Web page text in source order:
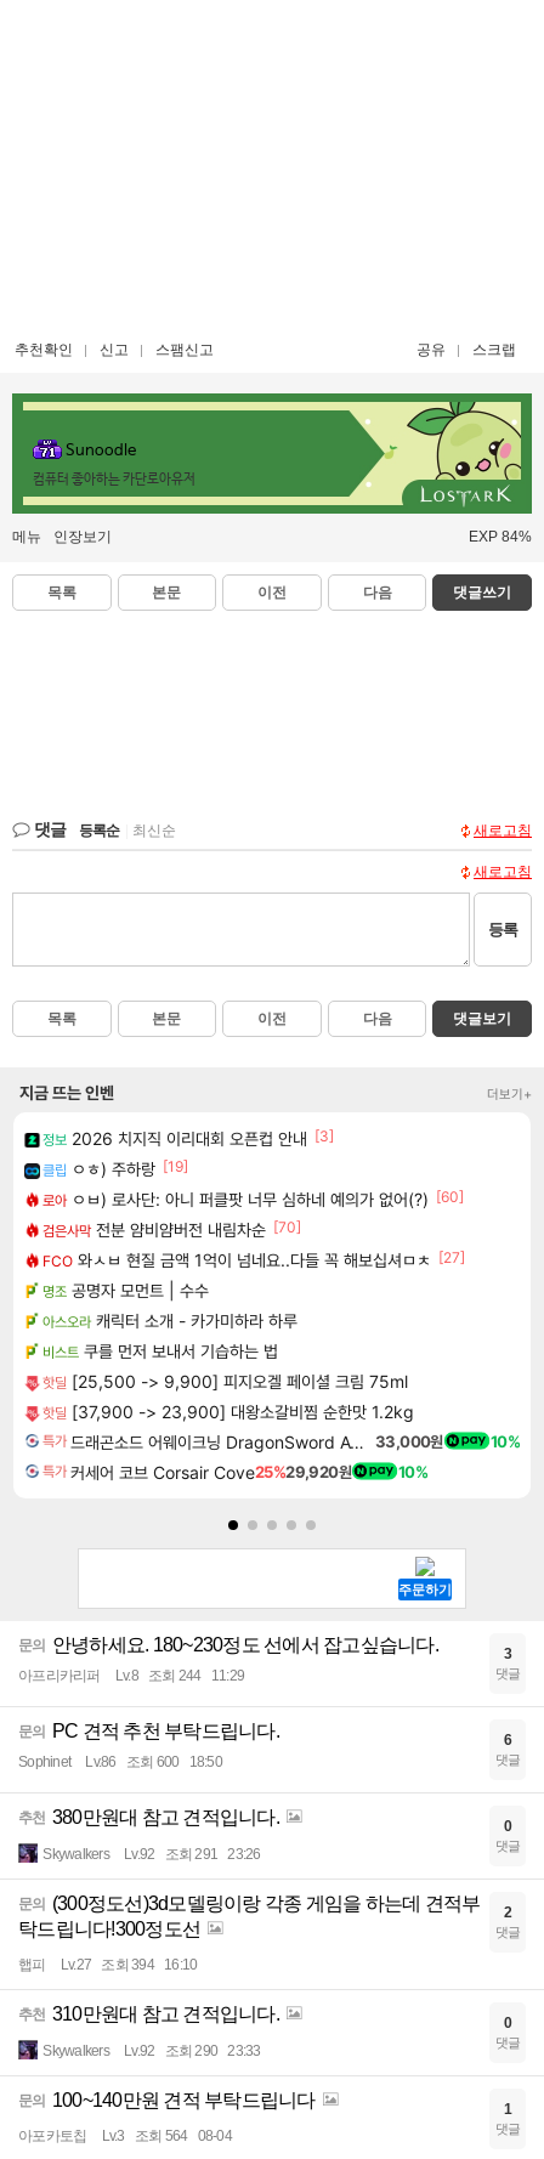
추천확인 신고 스팸신고 공유 스크랩
Sunoodle
컴퓨터 좋아하는 카단로아유저
메뉴 인장보기 EXP 84%
목록 본문 이전 다음 댓글쓰기
댓글 등록순 최신순 새로고침
새로고침
등록
목록 본문 이전 다음 댓글보기
지금 뜨는 인벤 더보기+
정보 2026 치지직 이리대회 오픈컵 안내 [3]
클립 ㅇㅎ) 주하랑 [19]
로아 ㅇㅂ) 로사단: 아니 퍼클팟 너무 심하네 예의가 없어(?) [60]
검은사막 전분 얌비얌버전 내림차순 [70]
FCO 와ㅅㅂ 현질 금액 1억이 넘네요..다들 꼭 해보십셔ㅁㅊ
[27]
명조 공명자 모먼트 | 수수
아스오라 캐릭터 소개 - 카가미하라 하루
비스트 쿠를 먼저 보내서 기습하는 법
핫딜 [25,500 -> 9,900] 피지오겔 페이셜 크림 75ml
핫딜 [37,900 -> 23,900] 대왕소갈비찜 순한맛 1.2kg
특가 드래곤소드 어웨이크닝 DragonSword Awakening 33,000원 10%
특가 커세어 코브 Corsair Cove25%29,920원 10%
문의 안녕하세요. 180~230정도 선에서 잡고싶습니다.
아프리카리퍼 Lv.8 조회 244 11:29
3
댓글
문의 PC 견적 추천 부탁드립니다.
Sophinet Lv.86 조회 600 18:50
6
댓글
추천 380만원대 참고 견적입니다.
Skywalkers Lv.92 조회 291 23:26
0
댓글
문의
(300정도선)3d모델링이랑 각종 게임을 하는데 견적부
탁드립니다!300정도선
햅피 Lv.27 조회 394 16:10
2
댓글
추천 310만원대 참고 견적입니다.
Skywalkers Lv.92 조회 290 23:33
0
댓글
문의 100~140만원 견적 부탁드립니다
아포카토칩 Lv.3 조회 564 08-04
1
댓글